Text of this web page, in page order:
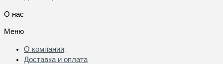
О нас
Меню
О компании
Доставка и оплата